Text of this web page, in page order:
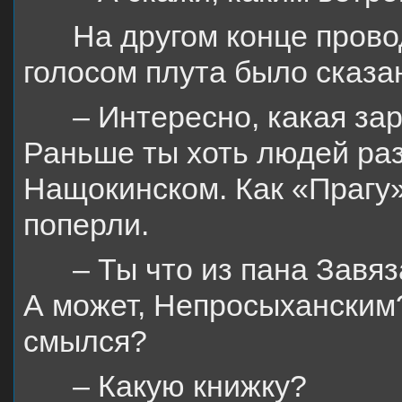
На другом конце
голосом плута было
– Интересно, какая
Раньше ты хоть людей
Нащокинском. Как
поперли.
– Ты что из пана
А может,
смылся?
– Какую книжку?